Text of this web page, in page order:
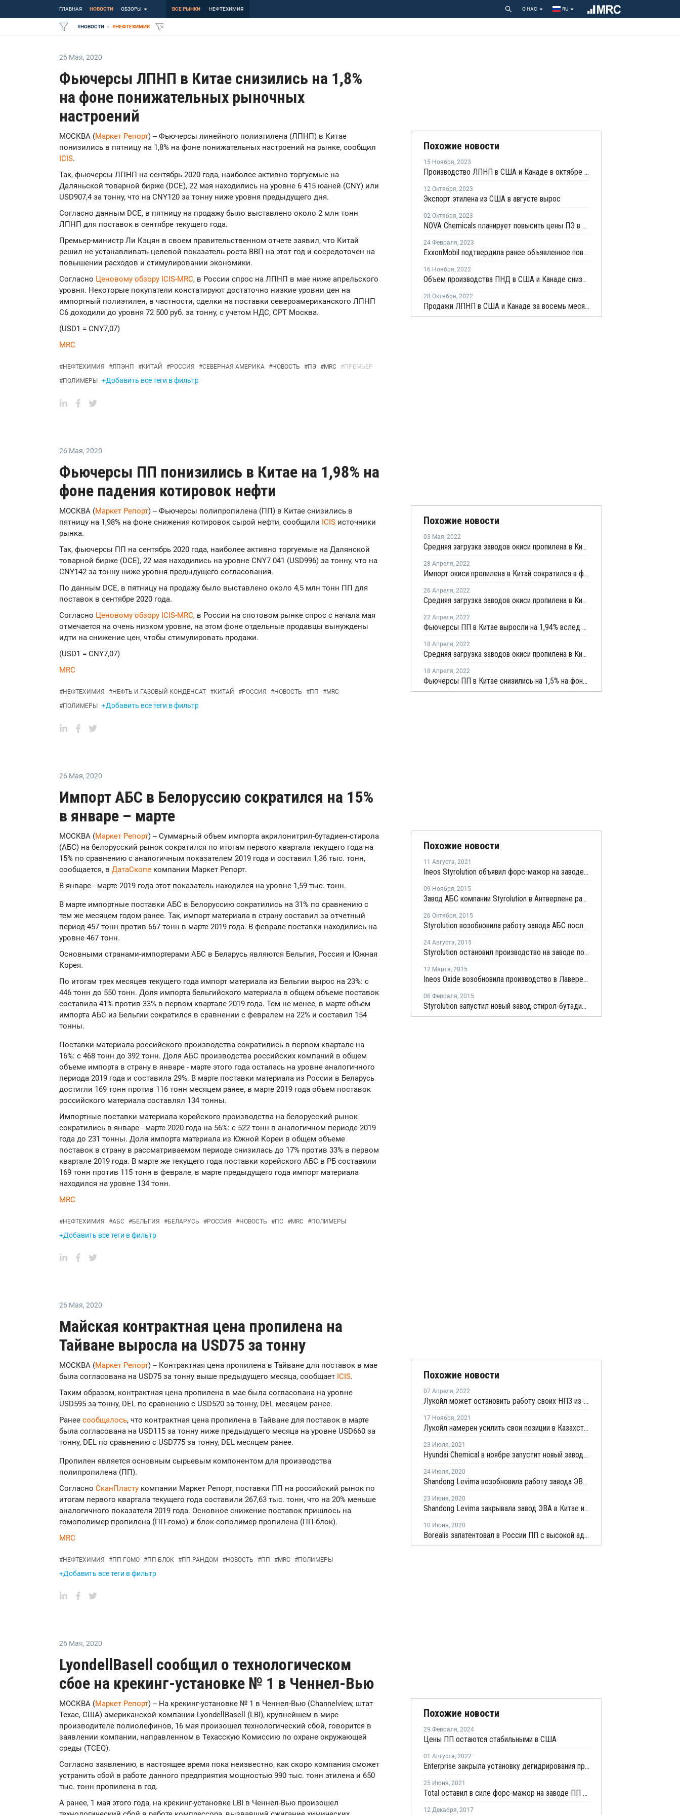
ГЛАВНАЯ НОВОСТИ ОБЗОРЫ ВСЕ РЫНКИ НЕФТЕХИМИЯ О НАС RU
#НОВОСТИ #НЕФТЕХИМИЯ
26 Мая, 2020
Фьючерсы ЛПНП в Китае снизились на 1,8%
на фоне понижательных рыночных
настроений
МОСКВА (Маркет Репорт) -- Фьючерсы линейного полиэтилена (ЛПНП) в Китае
понизились в пятницу на 1,8% на фоне понижательных настроений на рынке, сообщил
ICIS.
Так, фьючерсы ЛПНП на сентябрь 2020 года, наиболее активно торгуемые на
Даляньской товарной бирже (DCE), 22 мая находились на уровне 6 415 юаней (CNY) или
USD907,4 за тонну, что на CNY120 за тонну ниже уровня предыдущего дня.
Согласно данным DCE, в пятницу на продажу было выставлено около 2 млн тонн
ЛПНП для поставок в сентябре текущего года.
Премьер-министр Ли Кэцян в своем правительственном отчете заявил, что Китай
решил не устанавливать целевой показатель роста ВВП на этот год и сосредоточен на
повышении расходов и стимулировании экономики.
Согласно Ценовому обзору ICIS-MRC, в России спрос на ЛПНП в мае ниже апрельского
уровня. Некоторые покупатели констатируют достаточно низкие уровни цен на
импортный полиэтилен, в частности, сделки на поставки североамериканского ЛПНП
С6 доходили до уровня 72 500 руб. за тонну, с учетом НДС, СРТ Москва.
(USD1 = CNY7,07)
MRC
#НЕФТЕХИМИЯ #ЛПЭНП #КИТАЙ #РОССИЯ #СЕВЕРНАЯ АМЕРИКА #НОВОСТЬ #ПЭ #MRC #ПРЕМЬЕР
#ПОЛИМЕРЫ +Добавить все теги в фильтр
Похожие новости
15 Ноября, 2023
Производство ЛПНП в США и Канаде в октябре выросло на 7%
12 Октября, 2023
Экспорт этилена из США в августе вырос
02 Октября, 2023
NOVA Chemicals планирует повысить цены ПЭ в октябре
24 Февраля, 2023
ExxonMobil подтвердила ранее объявленное повышение цен ПЭ на февраль
16 Ноября, 2022
Объем производства ПНД в США и Канаде снизился на 6% в октябре
28 Октября, 2022
Продажи ЛПНП в США и Канаде за восемь месяцев выросли на 6%
26 Мая, 2020
Фьючерсы ПП понизились в Китае на 1,98% на
фоне падения котировок нефти
МОСКВА (Маркет Репорт) -- Фьючерсы полипропилена (ПП) в Китае снизились в
пятницу на 1,98% на фоне снижения котировок сырой нефти, сообщили ICIS источники
рынка.
Так, фьючерсы ПП на сентябрь 2020 года, наиболее активно торгуемые на Далянской
товарной бирже (DCE), 22 мая находились на уровне CNY7 041 (USD996) за тонну, что на
CNY142 за тонну ниже уровня предыдущего согласования.
По данным DCE, в пятницу на продажу было выставлено около 4,5 млн тонн ПП для
поставок в сентябре 2020 года.
Согласно Ценовому обзору ICIS-MRC, в России на спотовом рынке спрос с начала мая
отмечается на очень низком уровне, на этом фоне отдельные продавцы вынуждены
идти на снижение цен, чтобы стимулировать продажи.
(USD1 = CNY7,07)
MRC
#НЕФТЕХИМИЯ #НЕФТЬ И ГАЗОВЫЙ КОНДЕНСАТ #КИТАЙ #РОССИЯ #НОВОСТЬ #ПП #MRC
#ПОЛИМЕРЫ +Добавить все теги в фильтр
Похожие новости
03 Мая, 2022
Средняя загрузка заводов окиси пропилена в Китае немного снизилась на первой неделе апреля
28 Апреля, 2022
Импорт окиси пропилена в Китай сократился в феврале более чем наполовину
26 Апреля, 2022
Средняя загрузка заводов окиси пропилена в Китае немного выросла в начале апреля
22 Апреля, 2022
Фьючерсы ПП в Китае выросли на 1,94% вслед за повышением фьючерсов сырой нефти
18 Апреля, 2022
Средняя загрузка заводов окиси пропилена в Китае выросла в конце марта на 1,4%
18 Апреля, 2022
Фьючерсы ПП в Китае снизились на 1,5% на фоне слабого спроса и падающих фьючерсов сырой нефти
26 Мая, 2020
Импорт АБС в Белоруссию сократился на 15%
в январе – марте
МОСКВА (Маркет Репорт) -- Суммарный объем импорта акрилонитрил-бутадиен-стирола
(АБС) на белорусский рынок сократился по итогам первого квартала текущего года на
15% по сравнению с аналогичным показателем 2019 года и составил 1,36 тыс. тонн,
сообщается, в ДатаСкопе компании Маркет Репорт.
В январе - марте 2019 года этот показатель находился на уровне 1,59 тыс. тонн.
В марте импортные поставки АБС в Белоруссию сократились на 31% по сравнению с
тем же месяцем годом ранее. Так, импорт материала в страну составил за отчетный
период 457 тонн против 667 тонн в марте 2019 года. В феврале поставки находились на
уровне 467 тонн.
Основными странами-импортерами АБС в Беларусь являются Бельгия, Россия и Южная
Корея.
По итогам трех месяцев текущего года импорт материала из Бельгии вырос на 23%: с
446 тонн до 550 тонн. Доля импорта бельгийского материала в общем объеме поставок
составила 41% против 33% в первом квартале 2019 года. Тем не менее, в марте объем
импорта АБС из Бельгии сократился в сравнении с февралем на 22% и составил 154
тонны.
Поставки материала российского производства сократились в первом квартале на
16%: с 468 тонн до 392 тонн. Доля АБС производства российских компаний в общем
объеме импорта в страну в январе - марте этого года осталась на уровне аналогичного
периода 2019 года и составила 29%. В марте поставки материала из России в Беларусь
достигли 169 тонн против 116 тонн месяцем ранее, в марте 2019 года объем поставок
российского материала составлял 134 тонны.
Импортные поставки материала корейского производства на белорусский рынок
сократились в январе - марте 2020 года на 56%: с 522 тонн в аналогичном периоде 2019
года до 231 тонны. Доля импорта материала из Южной Кореи в общем объеме
поставок в страну в рассматриваемом периоде снизилась до 17% против 33% в первом
квартале 2019 года. В марте же текущего года поставки корейского АБС в РБ составили
169 тонн против 115 тонн в феврале, в марте предыдущего года импорт материала
находился на уровне 134 тонн.
MRC
#НЕФТЕХИМИЯ #АБС #БЕЛЬГИЯ #БЕЛАРУСЬ #РОССИЯ #НОВОСТЬ #ПС #MRC #ПОЛИМЕРЫ
+Добавить все теги в фильтр
Похожие новости
11 Августа, 2021
Ineos Styrolution объявил форс-мажор на заводе АБС в Бельгии
09 Ноября, 2015
Завод АБС компании Styrolution в Антверпене работает с пониженной загрузкой мощностей
26 Октября, 2015
Styrolution возобновила работу завода АБС после решения технических проблем на предприятии
24 Августа, 2015
Styrolution остановил производство на заводе полистирола в Антверпене
12 Марта, 2015
Ineos Oxide возобновила производство в Лавере после ремонта
06 Февраля, 2015
Styrolution запустил новый завод стирол-бутадиенового сополимера в Бельгии
26 Мая, 2020
Майская контрактная цена пропилена на
Тайване выросла на USD75 за тонну
МОСКВА (Маркет Репорт) -- Контрактная цена пропилена в Тайване для поставок в мае
была согласована на USD75 за тонну выше предыдущего месяца, сообщает ICIS.
Таким образом, контрактная цена пропилена в мае была согласована на уровне
USD595 за тонну, DEL по сравнению с USD520 за тонну, DEL месяцем ранее.
Ранее сообщалось, что контрактная цена пропилена в Тайване для поставок в марте
была согласована на USD115 за тонну ниже предыдущего месяца на уровне USD660 за
тонну, DEL по сравнению с USD775 за тонну, DEL месяцем ранее.
Пропилен является основным сырьевым компонентом для производства
полипропилена (ПП).
Согласно СканПласту компании Маркет Репорт, поставки ПП на российский рынок по
итогам первого квартала текущего года составили 267,63 тыс. тонн, что на 20% меньше
аналогичного показателя 2019 года. Основное снижение поставок пришлось на
гомополимер пропилена (ПП-гомо) и блок-сополимер пропилена (ПП-блок).
MRC
#НЕФТЕХИМИЯ #ПП-ГОМО #ПП-БЛОК #ПП-РАНДОМ #НОВОСТЬ #ПП #MRC #ПОЛИМЕРЫ
+Добавить все теги в фильтр
Похожие новости
07 Апреля, 2022
Лукойл может остановить работу своих НПЗ из-за введения западных санкций
17 Ноября, 2021
Лукойл намерен усилить свои позиции в Казахстане - Алекперов
23 Июля, 2021
Hyundai Chemical в ноябре запустит новый завод ЭВА/ПВД в Даэсане
24 Июля, 2020
Shandong Levima возобновила работу завода ЭВА в Китае
23 Июня, 2020
Shandong Levima закрывала завод ЭВА в Китае из-за сбоя в работе оборудования
10 Июня, 2020
Borealis запатентовал в России ПП с высокой адгезией
26 Мая, 2020
LyondellBasell сообщил о технологическом
сбое на крекинг-установке № 1 в Ченнел-Вью
МОСКВА (Маркет Репорт) -- На крекинг-установке № 1 в Ченнел-Вью (Channelview, штат
Техас, США) американской компании LyondellBasell (LBI), крупнейшем в мире
производителе полиолефинов, 16 мая произошел технологический сбой, говорится в
заявлении компании, направленном в Техасскую Комиссию по охране окружающей
среды (TCEQ).
Согласно заявлению, в настоящее время пока неизвестно, как скоро компания сможет
устранить сбой в работе данного предприятия мощностью 990 тыс. тонн этилена и 650
тыс. тонн пропилена в год.
А ранее, 1 мая этого года, на крекинг-установке LBI в Ченнел-Вью произошел
Похожие новости
29 Февраля, 2024
Цены ПП остаются стабильными в США
01 Августа, 2022
Enterprise закрыла установку дегидрирования пропана в Техасе на внеплановый ремонт
25 Июня, 2021
Total оставил в силе форс-мажор на заводе ПП в Техасе
12 Декабря, 2017